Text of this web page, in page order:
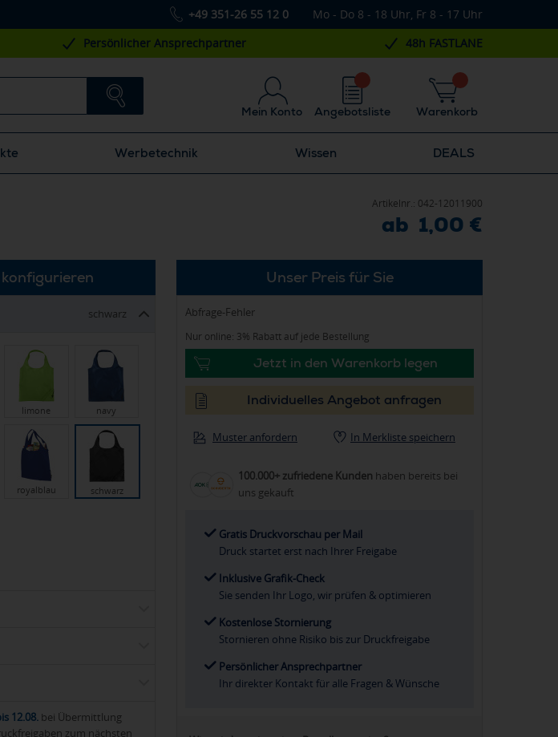
+49 351-26 55 12 0 Mo - Do 8 - 18 Uhr, Fr 8 - 17 Uhr
Persönlicher Ansprechpartner 48h FASTLANE
Mein Konto Warenkorb
Angebotsliste
Werbetechnik Wissen DEALS
Artikelnr.: 042-12011900
ab 1,00 €
schwarz
limone navy
royalblau schwarz
12.08. bei Übermittlung
zum nächsten
Unser Preis für Sie
Abfrage-Fehler
Nur online: 3% Rabatt auf jede Bestellung
Jetzt in den Warenkorb legen
Individuelles Angebot anfragen
Muster anfordern In Merkliste speichern
100.000+ zufriedene Kunden haben bereits bei
uns gekauft
Gratis Druckvorschau per Mail
Druck startet erst nach Ihrer Freigabe
Inklusive Grafik-Check
Sie senden Ihr Logo, wir prüfen & optimieren
Kostenlose Stornierung
Stornieren ohne Risiko bis zur Druckfreigabe
Persönlicher Ansprechpartner
Ihr direkter Kontakt für alle Fragen & Wünsche